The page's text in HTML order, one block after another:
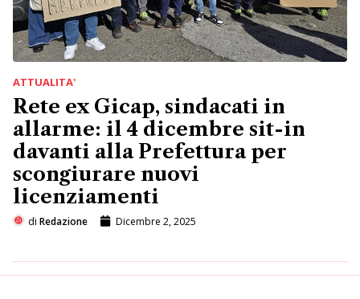
ATTUALITA'
Rete ex Gicap, sindacati in
allarme: il 4 dicembre sit-in
davanti alla Prefettura per
scongiurare nuovi
licenziamenti
di Redazione Dicembre 2, 2025